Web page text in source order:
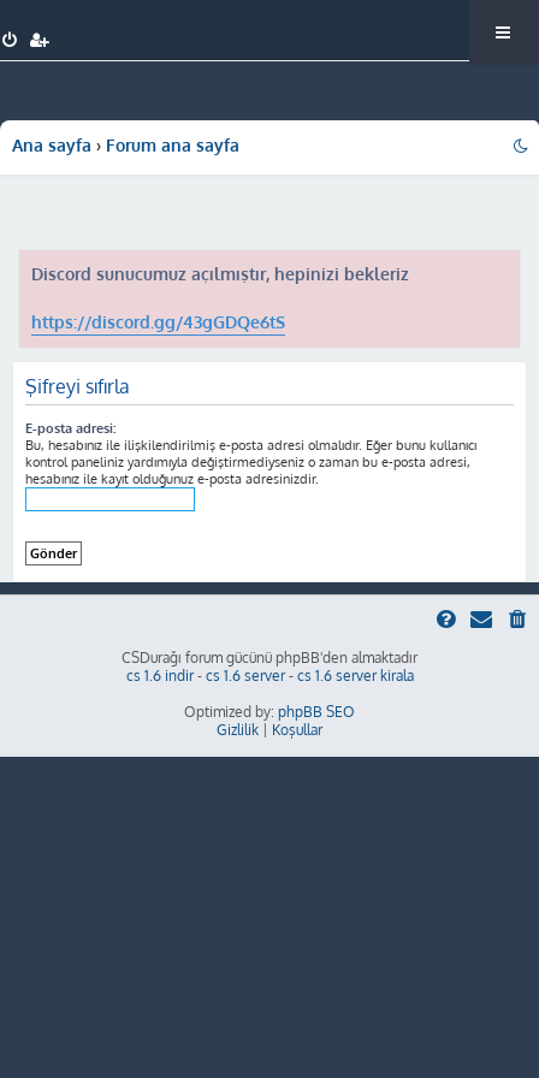
Ana sayfa Forum ana sayfa
Discord sunucumuz açılmıştır, hepinizi bekleriz
https://discord.gg/43gGDQe6tS
Şifreyi sıfırla
E-posta adresi:
Bu, hesabınız ile ilişkilendirilmiş e-posta adresi olmalıdır. Eğer bunu kullanıcı
kontrol paneliniz yardımıyla değiştirmediyseniz o zaman bu e-posta adresi,
hesabınız ile kayıt olduğunuz e-posta adresinizdir.
CSDurağı forum gücünü phpBB'den almaktadır
cs 1.6 indir- cs 1.6 server- cs 1.6 server kirala
Optimized by: phpBB SEO
Gizlilik
Koşullar